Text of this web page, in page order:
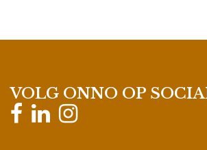
VOLG ONNO OP